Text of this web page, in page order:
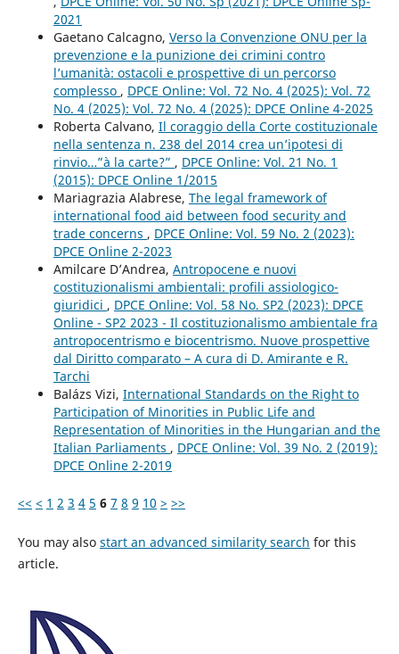
2021
Gaetano Calcagno, Verso la Convenzione ONU per la
prevenzione e la punizione dei crimini contro
l’umanità: ostacoli e prospettive di un percorso
complesso , DPCE Online: Vol. 72 No. 4 (2025): Vol. 72
No. 4 (2025): Vol. 72 No. 4 (2025): DPCE Online 4-2025
Roberta Calvano, Il coraggio della Corte costituzionale
nella sentenza n. 238 del 2014 crea un’ipotesi di
rinvio…”à la carte?” , DPCE Online: Vol. 21 No. 1
(2015): DPCE Online 1/2015
Mariagrazia Alabrese, The legal framework of
international food aid between food security and
trade concerns , DPCE Online: Vol. 59 No. 2 (2023):
DPCE Online 2-2023
Amilcare D’Andrea, Antropocene e nuovi
costituzionalismi ambientali: profili assiologico-
giuridici , DPCE Online: Vol. 58 No. SP2 (2023): DPCE
Online - SP2 2023 - Il costituzionalismo ambientale fra
antropocentrismo e biocentrismo. Nuove prospettive
dal Diritto comparato – A cura di D. Amirante e R.
Tarchi
Balázs Vizi, International Standards on the Right to
Participation of Minorities in Public Life and
Representation of Minorities in the Hungarian and the
Italian Parliaments , DPCE Online: Vol. 39 No. 2 (2019):
DPCE Online 2-2019
<< < 1 2 3 4 5 6 7 8 9 10 > >>
You may also start an advanced similarity search for this
article.